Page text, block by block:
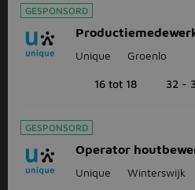
GESPONSORD
Unique Groenlo
16 tot 18 32 -
GESPONSORD
Operator
Unique Winterswijk